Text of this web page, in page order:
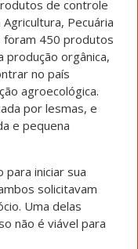
de controle
Pecuária
foram 450 produtos
orgânica,
no país
agroecológica.
por lesmas, e
e pequena
para iniciar sua
solicitavam
Uma delas
não é viável para